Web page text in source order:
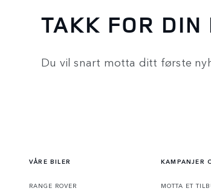
TAKK FOR DIN
Du vil snart motta ditt første
VÅRE BILER
RANGE ROVER
KAMPANJER
MOTTA ET